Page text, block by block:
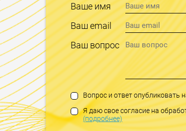
Ваше имя
Ваш email
Ваш вопрос
Вопрос и ответ опубликовать
Я даю свое согласие на
(подробнее)